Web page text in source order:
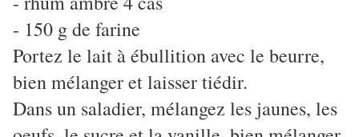
- 150 g de farine
Portez le lait à ébullition avec le beurre,
bien mélanger et laisser tiédir.
Dans un saladier, mélangez les jaunes, les